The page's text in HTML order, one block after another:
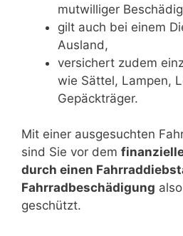
mutwilliger
gilt auch bei einem
Ausland,
versichert zudem
wie Sättel, Lampen,
Gepäckträger.
Mit einer ausgesuchten
sind Sie vor dem
durch einen
Fahrradbeschädigung
geschützt.